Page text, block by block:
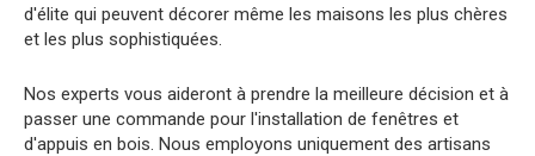
d'élite qui peuvent décorer même les maisons les plus chères
et les plus sophistiquées.
Nos experts vous aideront à prendre la meilleure décision et à
passer une commande pour l'installation de fenêtres et
d'appuis en bois. Nous employons uniquement des artisans